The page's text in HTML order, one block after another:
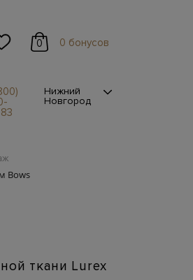
0 0 бонусов
Нижний
Новгород
Bows
ткани Lurex